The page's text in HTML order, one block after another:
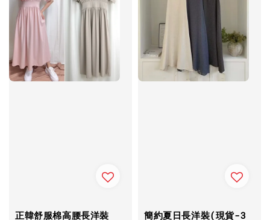
正韓舒服棉高腰長洋裝
簡約夏日長洋裝(現貨-3